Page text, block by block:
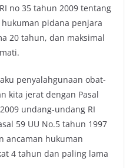
no 35 tahun 2009 tentang
pidana penjara
20 tahun, dan maksimal
penyalahgunaan obat-
kita jerat dengan Pasal
undang-undang RI
59 UU No.5 tahun 1997
ancaman hukuman
4 tahun dan paling lama